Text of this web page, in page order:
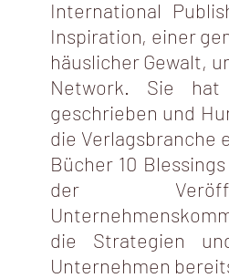
International
Inspiration, einer
häuslicher Gewalt,
Network. Sie
geschrieben und
die
Bücher 10
der
die Strategien
Unternehmen